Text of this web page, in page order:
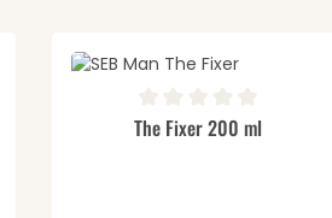
ein oder
den
5 von 5 Sternen
Produkt
Durchschnittliche Bewertung
The Fixer 200 ml